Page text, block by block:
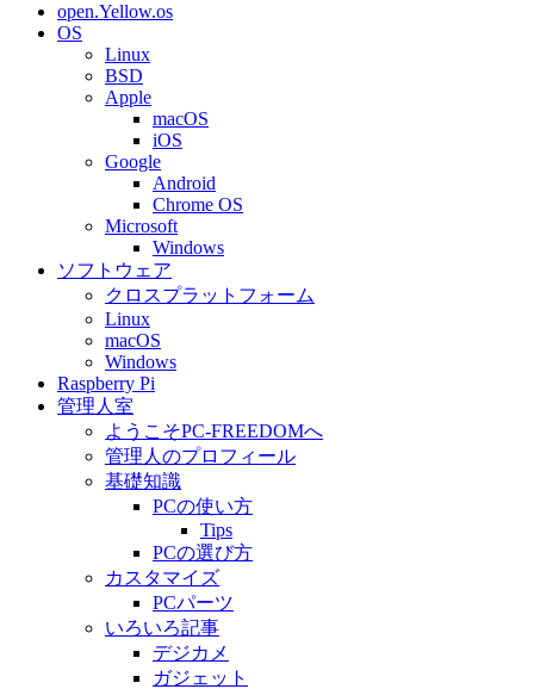
open.Yellow.os
OS
Linux
BSD
Apple
macOS
iOS
Google
Android
Chrome OS
Microsoft
Windows
ソフトウェア
クロスプラットフォーム
Linux
macOS
Windows
Raspberry Pi
管理人室
ようこそPC-FREEDOMへ
管理人のプロフィール
基礎知識
PCの使い方
Tips
PCの選び方
カスタマイズ
PCパーツ
いろいろ記事
デジカメ
ガジェット